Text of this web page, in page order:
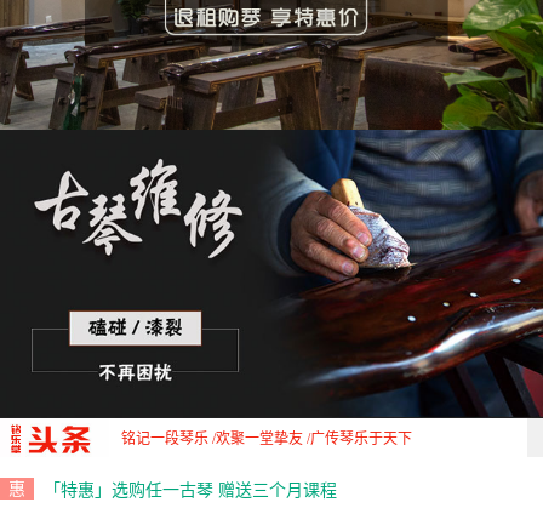
铭记一段琴乐 /欢聚一堂挚友 /广传琴乐于天下
惠 「特惠」选购任一古琴 赠送三个月课程